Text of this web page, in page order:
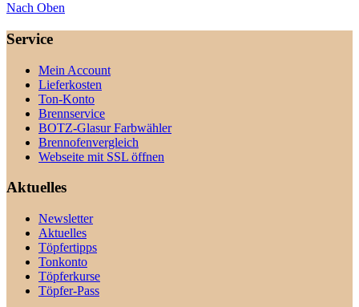
Nach Oben
Service
Mein Account
Lieferkosten
Ton-Konto
Brennservice
BOTZ-Glasur Farbwähler
Brennofenvergleich
Webseite mit SSL öffnen
Aktuelles
Newsletter
Aktuelles
Töpfertipps
Tonkonto
Töpferkurse
Töpfer-Pass